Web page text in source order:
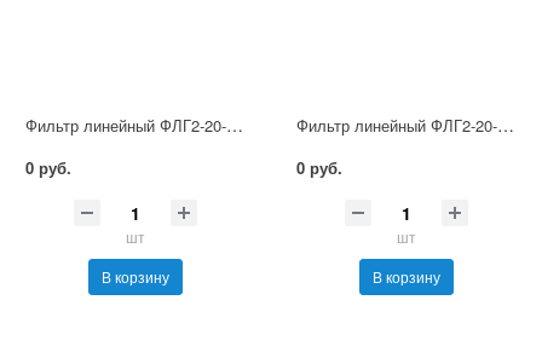
Фильтр линейный ФЛГ2-20-160
0 руб.
шт
В корзину
Фильтр линейный ФЛГ2-20-100
0 руб.
шт
В корзину